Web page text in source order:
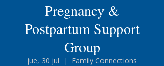
Pregnancy &
Postpartum Support
Group
jue, 30 jul
  |
Family Connections